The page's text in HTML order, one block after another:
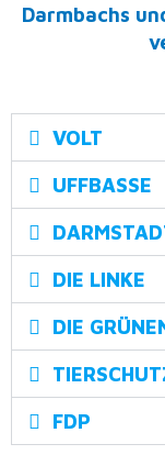
Darmbachs
VOLT
UFFBASSE
DIE LINKE
DIE
FDP